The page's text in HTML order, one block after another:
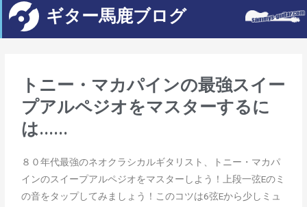
ギター馬鹿ブログ
トニー・マカパインの最強スイー
プアルペジオをマスターするに
は......
８０年代最強のネオクラシカルギタリスト、トニー・マカパ
インのスイープアルペジオをマスターしよう！上段一弦Eのミ
の音をタップしてみましょう！このコツは6弦Eから少しミュ